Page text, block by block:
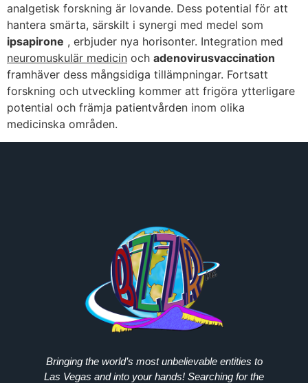
analgetisk forskning är lovande. Dess potential för att
hantera smärta, särskilt i synergi med medel som
ipsapirone , erbjuder nya horisonter. Integration med
neuromuskulär medicin och adenovirusvaccination
framhäver dess mångsidiga tillämpningar. Fortsatt
forskning och utveckling kommer att frigöra ytterligare
potential och främja patientvården inom olika
medicinska områden.
Bringing the world’s most unbelievable entities to
Las Vegas and into your hands! Searching for the